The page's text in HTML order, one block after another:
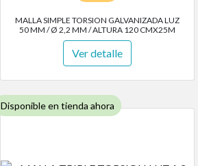
MALLA SIMPLE TORSION GALVANIZADA LUZ
50 MM / Ø 2,2 MM / ALTURA 120 CMX25M
Ver detalle
Disponible en tienda ahora